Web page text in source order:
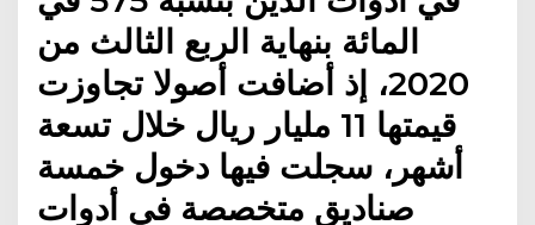
المائة بنهاية الربع الثالث من
2020، إذ أضافت أصولا تجاوزت
قيمتها 11 مليار ريال خلال تسعة
أشهر، سجلت فيها دخول خمسة
صناديق متخصصة في أدوات